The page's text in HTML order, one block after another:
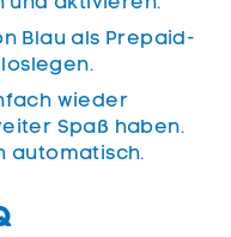
Blau als Prepaid-
wieder
Spaß haben.
automatisch.